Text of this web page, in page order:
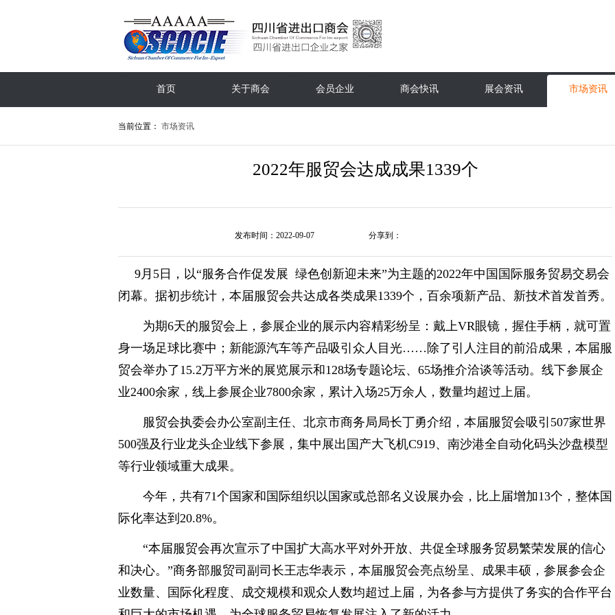
首页 关于商会 会员企业 商会快讯 展会资讯 市场资讯
当前位置： 市场资讯
2022年服贸会达成成果1339个
发布时间：2022-09-07 分享到：
9月5日，以“服务合作促发展 绿色创新迎未来”为主题的2022年中国国际服务贸易交易会
闭幕。据初步统计，本届服贸会共达成各类成果1339个，百余项新产品、新技术首发首秀。
为期6天的服贸会上，参展企业的展示内容精彩纷呈：戴上VR眼镜，握住手柄，就可置
身一场足球比赛中；新能源汽车等产品吸引众人目光……除了引人注目的前沿成果，本届服
贸会举办了15.2万平方米的展览展示和128场专题论坛、65场推介洽谈等活动。线下参展企
业2400余家，线上参展企业7800余家，累计入场25万余人，数量均超过上届。
服贸会执委会办公室副主任、北京市商务局局长丁勇介绍，本届服贸会吸引507家世界
500强及行业龙头企业线下参展，集中展出国产大飞机C919、南沙港全自动化码头沙盘模型
等行业领域重大成果。
今年，共有71个国家和国际组织以国家或总部名义设展办会，比上届增加13个，整体国
际化率达到20.8%。
“本届服贸会再次宣示了中国扩大高水平对外开放、共促全球服务贸易繁荣发展的信心
和决心。”商务部服贸司副司长王志华表示，本届服贸会亮点纷呈、成果丰硕，参展参会企
业数量、国际化程度、成交规模和观众人数均超过上届，为各参与方提供了务实的合作平台